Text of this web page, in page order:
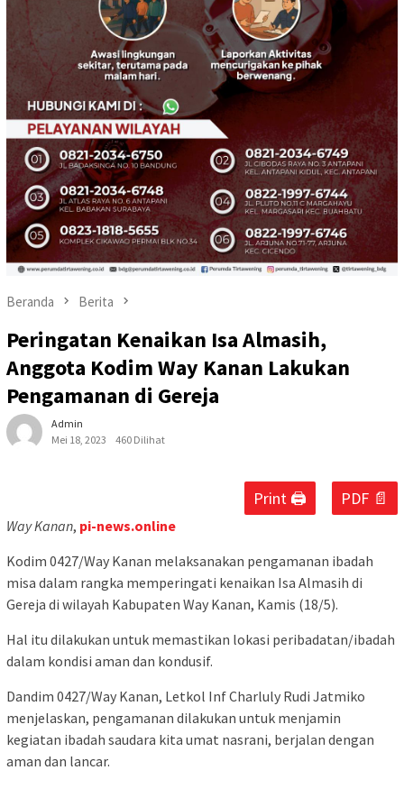
Beranda Berita
Peringatan Kenaikan Isa Almasih,
Anggota Kodim Way Kanan Lakukan
Pengamanan di Gereja
Admin
Mei 18, 2023
460 Dilihat
Print 🖨 PDF 📄
Way Kanan, pi-news.online
Kodim 0427/Way Kanan melaksanakan pengamanan ibadah
misa dalam rangka memperingati kenaikan Isa Almasih di
Gereja di wilayah Kabupaten Way Kanan, Kamis (18/5).
Hal itu dilakukan untuk memastikan lokasi peribadatan/ibadah
dalam kondisi aman dan kondusif.
Dandim 0427/Way Kanan, Letkol Inf Charluly Rudi Jatmiko
menjelaskan, pengamanan dilakukan untuk menjamin
kegiatan ibadah saudara kita umat nasrani, berjalan dengan
aman dan lancar.